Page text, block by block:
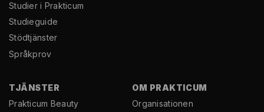
Studier i Prakticum
Studieguide
Stödtjänster
Språkprov
TJÄNSTER
Prakticum Beauty
OM PRAKTICUM
Organisationen